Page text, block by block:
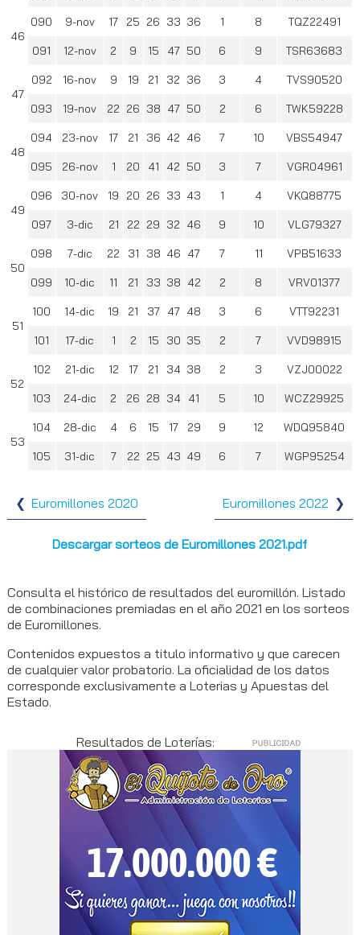
46
090 9-nov 17 25 26 33 36 1 8 TQZ22491
091 12-nov 2 9 15 47 50 6 9 TSR63683
47
092 16-nov 9 19 21 32 36 3 4 TVS90520
093 19-nov 22 26 38 47 50 2 6 TWK59228
48
094 23-nov 17 21 36 42 46 7 10 VBS54947
095 26-nov 1 20 41 42 50 3 7 VGR04961
49
096 30-nov 19 20 26 33 43 1 4 VKQ88775
097 3-dic 21 22 29 32 46 9 10 VLG79327
50
098 7-dic 22 31 38 46 47 7 11 VPB51633
099 10-dic 11 21 33 38 42 2 8 VRV01377
51
100 14-dic 19 21 37 47 48 3 6 VTT92231
101 17-dic 1 2 15 30 35 2 7 VVD98915
52
102 21-dic 12 17 21 34 38 2 3 VZJ00022
103 24-dic 2 26 28 34 41 5 10 WCZ29925
53
104 28-dic 4 6 15 17 29 9 12 WDQ95840
105 31-dic 7 22 25 43 49 6 7 WGP95254
Euromillones 2020 Euromillones 2022
Descargar sorteos de Euromillones 2021.pdf
Consulta el histórico de resultados del euromillón. Listado
de combinaciones premiadas en el año 2021 en los sorteos
de Euromillones.
Contenidos expuestos a titulo informativo y que carecen
de cualquier valor probatorio. La oficialidad de los datos
corresponde exclusivamente a Loterias y Apuestas del
Estado.
Resultados de Loterías: